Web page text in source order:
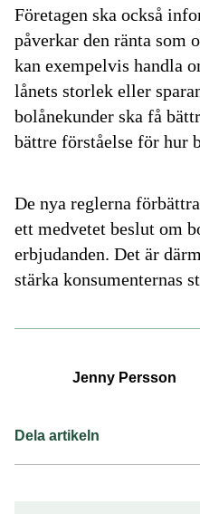
Företagen ska också
påverkar den ränta som
kan exempelvis handla
lånets storlek eller
bolånekunder ska få
bättre förståelse för hur
De nya reglerna
ett medvetet beslut om
erbjudanden. Det är
stärka konsumenternas
Jenny Persson
Dela artikeln